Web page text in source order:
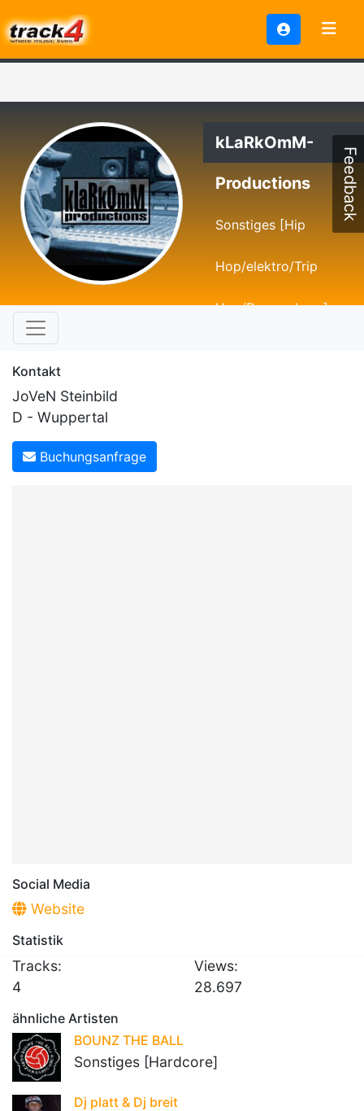
kLaRkOmM-
Productions
Sonstiges [Hip
Hop/elektro/Trip
Hop/Drum n bass]
Kontakt
JoVeN Steinbild
D - Wuppertal
Buchungsanfrage
Social Media
Website
Statistik
Tracks:
4
Views:
28.697
ähnliche Artisten
BOUNZ THE BALL
Sonstiges [Hardcore]
Dj platt & Dj breit
Feedback